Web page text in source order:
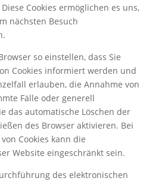
Cookies ermöglichen es uns,
nächsten Besuch
so einstellen, dass Sie
Cookies informiert werden und
erlauben, die Annahme von
Fälle oder generell
das automatische Löschen der
des Browser aktivieren. Bei
Cookies kann die
Website eingeschränkt sein.
des elektronischen